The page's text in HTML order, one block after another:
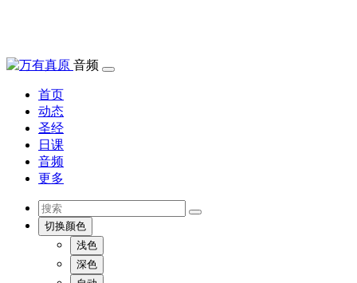
音频
首页
动态
圣经
日课
音频
更多
切换颜色
浅色
深色